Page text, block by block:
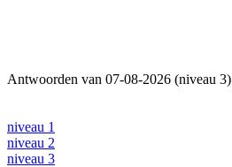
Antwoorden van 07-08-2026 (niveau 3)
niveau 1
niveau 2
niveau 3